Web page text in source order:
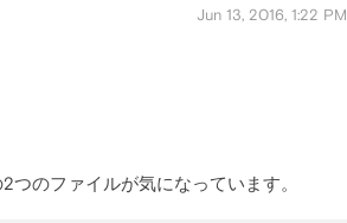
Jun 13, 2016, 1:22 PM
のファイルが気になっています。